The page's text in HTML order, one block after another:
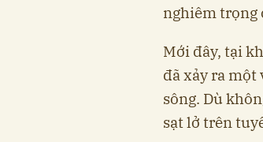
nghiêm trọng
Mới đây, tại
đã xảy ra một
sông. Dù
sạt lở trên